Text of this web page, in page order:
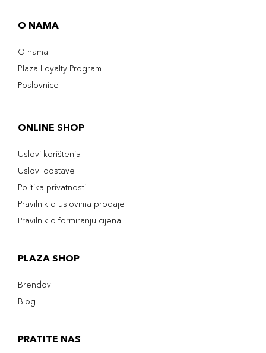
O NAMA
O nama
Plaza Loyalty Program
Poslovnice
ONLINE SHOP
Uslovi korištenja
Uslovi dostave
Politika privatnosti
Pravilnik o uslovima prodaje
Pravilnik o formiranju cijena
PLAZA SHOP
Brendovi
Blog
PRATITE NAS